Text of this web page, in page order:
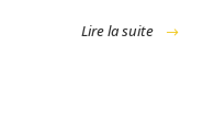
Lire la suite